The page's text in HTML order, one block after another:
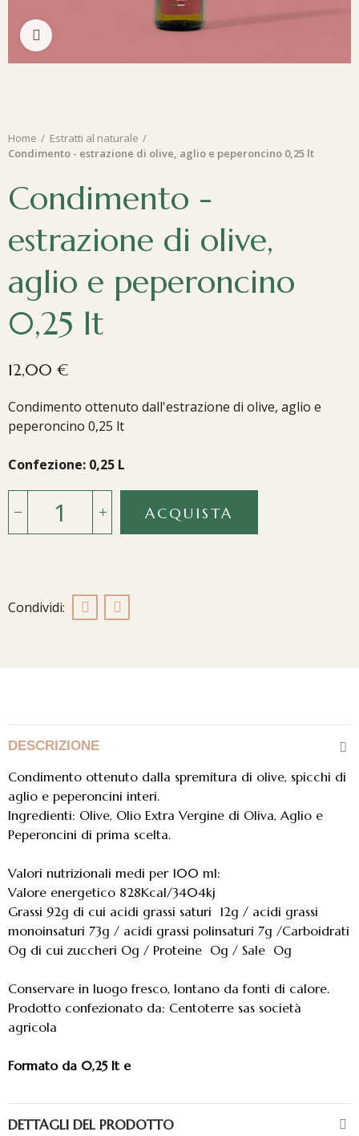
Home
Estratti al naturale
Condimento - estrazione di olive, aglio e peperoncino 0,25 lt
Condimento -
estrazione di olive,
aglio e peperoncino
0,25 lt
12,00 €
Condimento ottenuto dall'estrazione di olive, aglio e
peperoncino 0,25 lt
Confezione: 0,25 L
ACQUISTA
DESCRIZIONE
Condimento ottenuto dalla spremitura di olive, spicchi di
aglio e peperoncini interi.
Ingredienti: Olive, Olio Extra Vergine di Oliva, Aglio e
Peperoncini di prima scelta.
Valori nutrizionali medi per 100 ml:
Valore energetico 828Kcal/3404kj
Grassi 92g di cui acidi grassi saturi 12g / acidi grassi
monoinsaturi 73g / acidi grassi polinsaturi 7g /Carboidrati
Og di cui zuccheri Og / Proteine Og / Sale Og
Conservare in luogo fresco, lontano da fonti di calore.
Prodotto confezionato da: Centoterre sas società
agricola
Formato da 0,25 lt e
DETTAGLI DEL PRODOTTO